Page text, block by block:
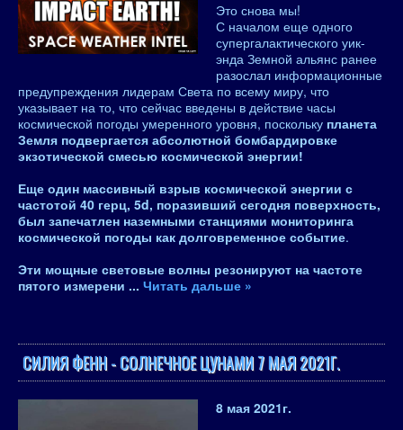
Это снова мы!
С началом еще одного
супергалактического уик-
энда Земной альянс ранее
разослал информационные
предупреждения лидерам Света по всему миру, что
указывает на то, что сейчас введены в действие часы
космической погоды умеренного уровня, поскольку планета
Земля подвергается абсолютной бомбардировке
экзотической смесью космической энергии!
Еще один массивный взрыв космической энергии с
частотой 40 герц, 5d, поразивший сегодня поверхность,
был запечатлен наземными станциями мониторинга
космической погоды как долговременное событие.
Эти мощные световые волны резонируют на частоте
пятого измерени ... Читать дальше »
СИЛИЯ ФЕНН - СОЛНЕЧНОЕ ЦУНАМИ 7 МАЯ 2021Г.
8 мая 2021г.